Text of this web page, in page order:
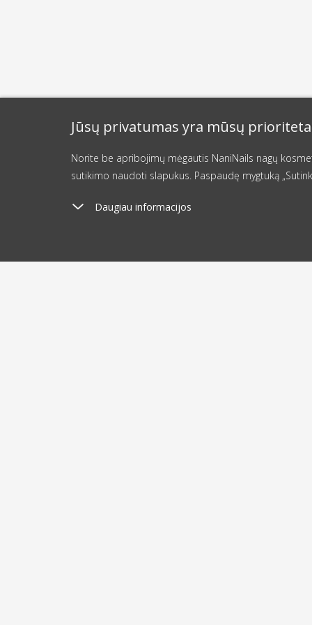
Jūsų privatumas yra mūsų
Norite be apribojimų mėgautis NaniNails nagų
sutikimo naudoti slapukus. Paspaudę mygtuką
Daugiau informacijos